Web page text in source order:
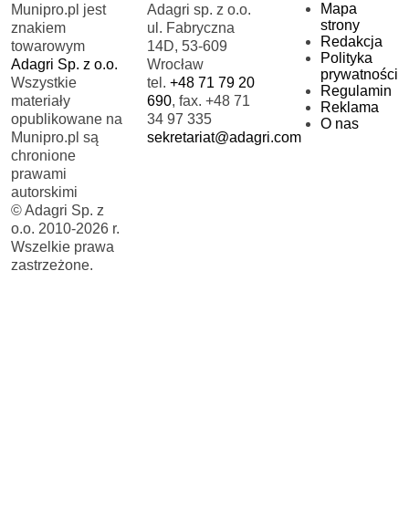
Munipro.pl jest
znakiem
towarowym
Adagri Sp. z o.o.
Wszystkie
materiały
opublikowane na
Munipro.pl są
chronione
prawami
autorskimi
© Adagri Sp. z
o.o. 2010-2026 r.
Wszelkie prawa
zastrzeżone.
Adagri sp. z o.o.
ul. Fabryczna
14D, 53-609
Wrocław
tel.+48 71 79 20
690, fax. +48 71
34 97 335
sekretariat@adagri.com
Mapa
strony
Redakcja
Polityka
prywatności
Regulamin
Reklama
O nas